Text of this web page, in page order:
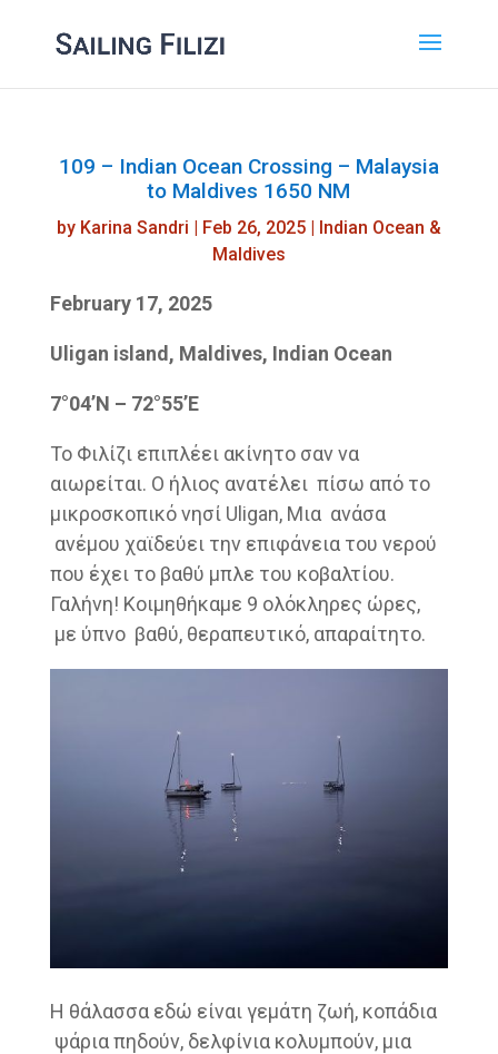
109 – Indian Ocean Crossing – Malaysia
to Maldives 1650 NM
by Karina Sandri | Feb 26, 2025| Indian Ocean &
Maldives
February 17, 2025
Uligan island, Maldives, Indian Ocean
7°04’N – 72°55’E
Το Φιλίζι επιπλέει ακίνητο σαν να
αιωρείται. Ο ήλιος ανατέλει πίσω από το
μικροσκοπικό νησί Uligan, Μια ανάσα
ανέμου χαϊδεύει την επιφάνεια του νερού
που έχει το βαθύ μπλε του κοβαλτίου.
Γαλήνη! Κοιμηθήκαμε 9 ολόκληρες ώρες,
με ύπνο βαθύ, θεραπευτικό, απαραίτητο.
H θάλασσα εδώ είναι γεμάτη ζωή, κοπάδια
ψάρια πηδούν, δελφίνια κολυμπούν, μια